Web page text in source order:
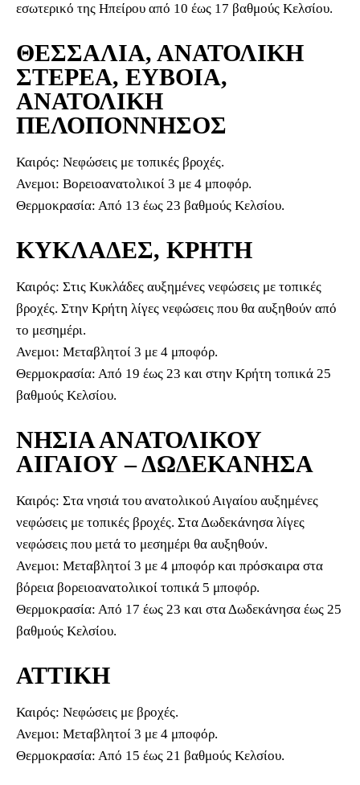
εσωτερικό της Ηπείρου από 10 έως 17 βαθμούς Κελσίου.
ΘΕΣΣΑΛΙΑ, ΑΝΑΤΟΛΙΚΗ
ΣΤΕΡΕΑ, ΕΥΒΟΙΑ,
ΑΝΑΤΟΛΙΚΗ
ΠΕΛΟΠΟΝΝΗΣΟΣ
Καιρός: Νεφώσεις με τοπικές βροχές.
Ανεμοι: Βορειοανατολικοί 3 με 4 μποφόρ.
Θερμοκρασία: Από 13 έως 23 βαθμούς Κελσίου.
ΚΥΚΛΑΔΕΣ, ΚΡΗΤΗ
Καιρός: Στις Κυκλάδες αυξημένες νεφώσεις με τοπικές
βροχές. Στην Κρήτη λίγες νεφώσεις που θα αυξηθούν από
το μεσημέρι.
Ανεμοι: Μεταβλητοί 3 με 4 μποφόρ.
Θερμοκρασία: Από 19 έως 23 και στην Κρήτη τοπικά 25
βαθμούς Κελσίου.
ΝΗΣΙΑ ΑΝΑΤΟΛΙΚΟΥ
ΑΙΓΑΙΟΥ – ΔΩΔΕΚΑΝΗΣΑ
Καιρός: Στα νησιά του ανατολικού Αιγαίου αυξημένες
νεφώσεις με τοπικές βροχές. Στα Δωδεκάνησα λίγες
νεφώσεις που μετά το μεσημέρι θα αυξηθούν.
Ανεμοι: Μεταβλητοί 3 με 4 μποφόρ και πρόσκαιρα στα
βόρεια βορειοανατολικοί τοπικά 5 μποφόρ.
Θερμοκρασία: Από 17 έως 23 και στα Δωδεκάνησα έως 25
βαθμούς Κελσίου.
ΑΤΤΙΚΗ
Καιρός: Νεφώσεις με βροχές.
Ανεμοι: Μεταβλητοί 3 με 4 μποφόρ.
Θερμοκρασία: Από 15 έως 21 βαθμούς Κελσίου.